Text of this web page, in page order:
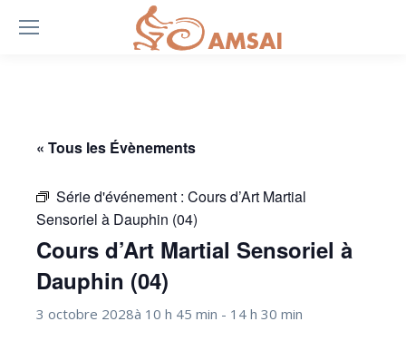
« Tous les Évènements
Série d'événement : Cours d’Art Martial
Sensoriel à Dauphin (04)
Cours d’Art Martial Sensoriel à
Dauphin (04)
3 octobre 2028à 10 h 45 min - 14 h 30 min